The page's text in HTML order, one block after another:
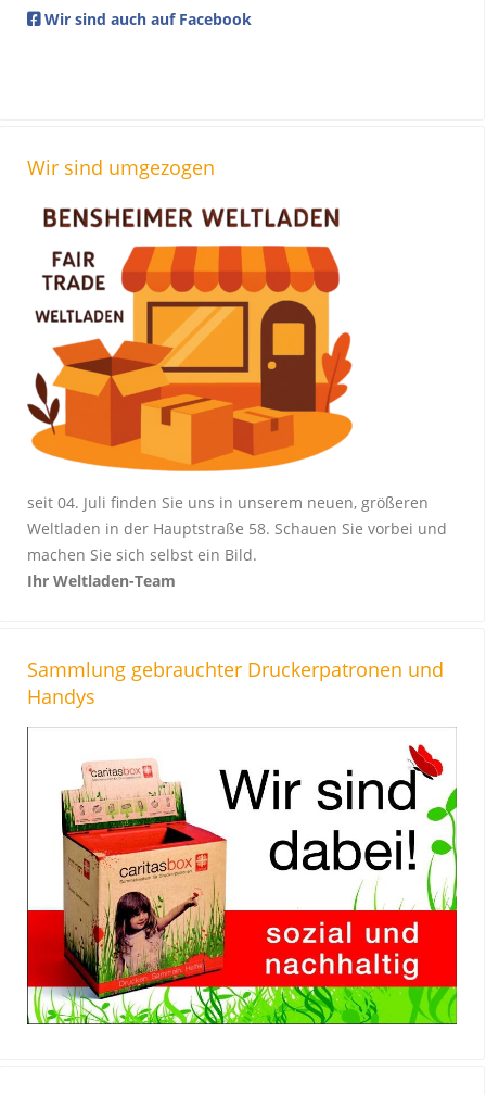
Wir sind auch auf Facebook
Wir sind umgezogen
seit 04. Juli finden Sie uns in unserem neuen, größeren
Weltladen in der Hauptstraße 58. Schauen Sie vorbei und
machen Sie sich selbst ein Bild.
Ihr Weltladen-Team
Sammlung gebrauchter Druckerpatronen und
Handys